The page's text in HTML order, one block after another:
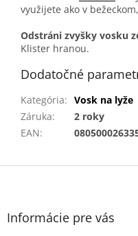
využijete ako v
Odstráni zvyšky vosku
Klister hranou.
Dodatočné
Kategória: Vosk na lyže
Záruka:
2 roky
EAN:
Z
Informácie pre vás